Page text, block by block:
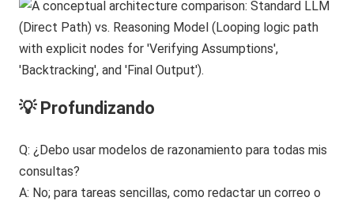
💡 Profundizando
Q: ¿Debo usar modelos de razonamiento para todas mis
consultas?
A: No; para tareas sencillas, como redactar un correo o